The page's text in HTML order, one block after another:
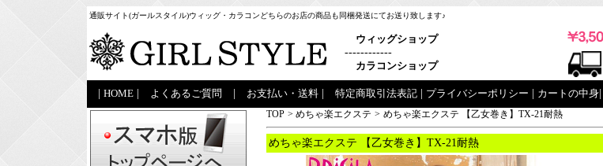
通販サイト(ガールスタイル)ウィッグ・カラコンどちらのお店の商品も同梱発送にてお送り致します♪
ウィッグショップ
------------
カラコンショップ
HOME よくあるご質問 お支払い・送料 特定商取引法表記 プライバシーポリシー カートの中身|
TOP > めちゃ楽エクステ > めちゃ楽エクステ 【乙女巻き】TX-21耐熱
めちゃ楽エクステ 【乙女巻き】TX-21耐熱